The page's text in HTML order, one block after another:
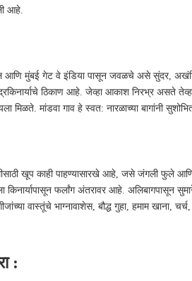
आहे.
आणि मुंबई गेट वे इंडिया पासून जवळचे असे सुंदर,
ठिकाण आहे. जेव्हा आकाश निरभ्र असते
मिळते. मांडवा गाव हे स्वत: नारळाच्या बागांनी
खूप काही पाहण्यासारखे आहे, जसे जंगली फुले
किनार्यापासून फर्लांग अंतरावर आहे. अलिबागपासून
वास्तूंचे भाग्नावाशेस, बौद्ध गुहा, हमाम खाना,
: